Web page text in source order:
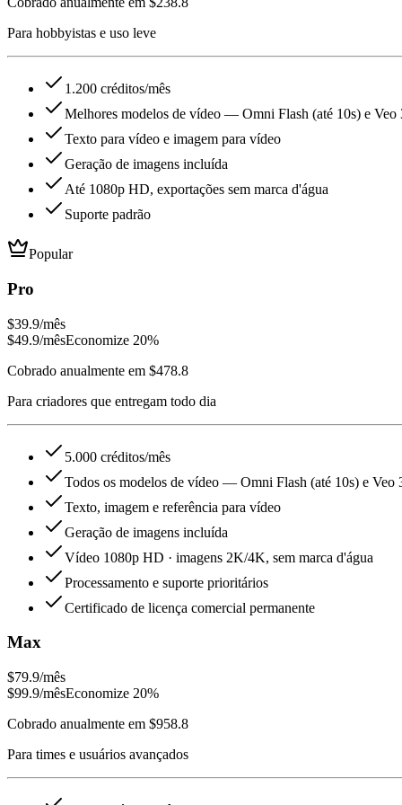
Para hobbyistas e uso leve
1.200 créditos/mês
Melhores modelos de vídeo — Omni Flash (até 10s) e Veo
Texto para vídeo e imagem para vídeo
Geração de imagens incluída
Até 1080p HD, exportações sem marca d'água
Suporte padrão
Popular
Pro
$39.9/mês
$49.9/mêsEconomize 20%
Cobrado anualmente em $478.8
Para criadores que entregam todo dia
5.000 créditos/mês
Todos os modelos de vídeo — Omni Flash (até 10s) e Veo
Texto, imagem e referência para vídeo
Geração de imagens incluída
Vídeo 1080p HD · imagens 2K/4K, sem marca d'água
Processamento e suporte prioritários
Certificado de licença comercial permanente
Max
$79.9/mês
$99.9/mêsEconomize 20%
Cobrado anualmente em $958.8
Para times e usuários avançados